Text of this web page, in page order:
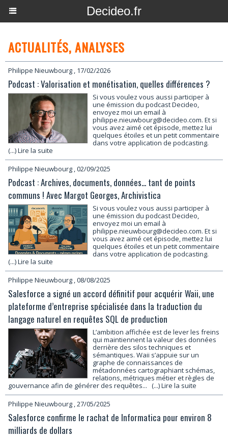
Decideo.fr
ACTUALITÉS, ANALYSES
Philippe Nieuwbourg , 17/02/2026
Podcast : Valorisation et monétisation, quelles différences ?
Si vous voulez vous aussi participer à
une émission du podcast Decideo,
envoyez moi un email à
philippe.nieuwbourg@decideo.com. Et si
vous avez aimé cet épisode, mettez lui
quelques étoiles et un petit commentaire
dans votre application de podcasting.
(...) Lire la suite
Philippe Nieuwbourg , 02/09/2025
Podcast : Archives, documents, données... tant de points
communs ! Avec Margot Georges, Archivistica
Si vous voulez vous aussi participer à
une émission du podcast Decideo,
envoyez moi un email à
philippe.nieuwbourg@decideo.com. Et si
vous avez aimé cet épisode, mettez lui
quelques étoiles et un petit commentaire
dans votre application de podcasting.
(...) Lire la suite
Philippe Nieuwbourg , 08/08/2025
Salesforce a signé un accord définitif pour acquérir Waii, une
plateforme d’entreprise spécialisée dans la traduction du
langage naturel en requêtes SQL de production
L’ambition affichée est de lever les freins
qui maintiennent la valeur des données
derrière des silos techniques et
sémantiques. Waii s’appuie sur un
graphe de connaissances de
métadonnées cartographiant schémas,
relations, métriques métier et règles de
gouvernance afin de générer des requêtes... (...) Lire la suite
Philippe Nieuwbourg , 27/05/2025
Salesforce confirme le rachat de Informatica pour environ 8
milliards de dollars